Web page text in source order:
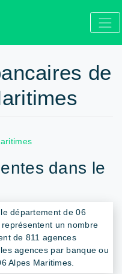
de
dans le
département de 06
un nombre
de 811 agences
agences par banque ou
Alpes Maritimes.